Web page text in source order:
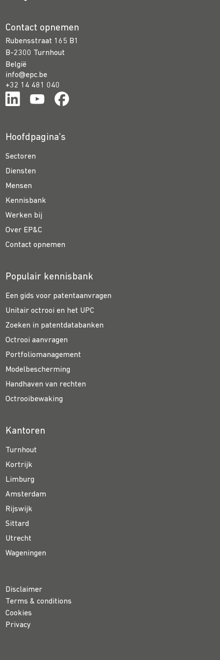
Contact opnemen
Rubensstraat 165 B1
B-2300 Turnhout
België
info@epc.be
+32 14 481 040
Hoofdpagina’s
Sectoren
Diensten
Mensen
Kennisbank
Werken bij
Over EP&C
Contact opnemen
Populair kennisbank
Een gids voor patentaanvragen
Unitair octrooi en het UPC
Zoeken in patentdatabanken
Octrooi aanvragen
Portfoliomanagement
Modelbescherming
Handhaven van rechten
Octrooibewaking
Kantoren
Turnhout
Kortrijk
Limburg
Amsterdam
Rijswijk
Sittard
Utrecht
Wageningen
Disclaimer
Terms & conditions
Cookies
Privacy